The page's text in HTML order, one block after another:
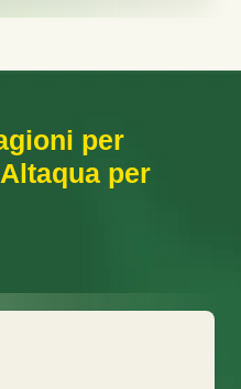
per
per